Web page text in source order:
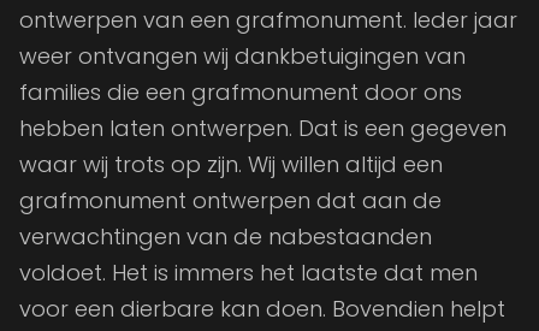
ontwerpen van een grafmonument. Ieder jaar
weer ontvangen wij dankbetuigingen van
families die een grafmonument door ons
hebben laten ontwerpen. Dat is een gegeven
waar wij trots op zijn. Wij willen altijd een
grafmonument ontwerpen dat aan de
verwachtingen van de nabestaanden
voldoet. Het is immers het laatste dat men
voor een dierbare kan doen. Bovendien helpt